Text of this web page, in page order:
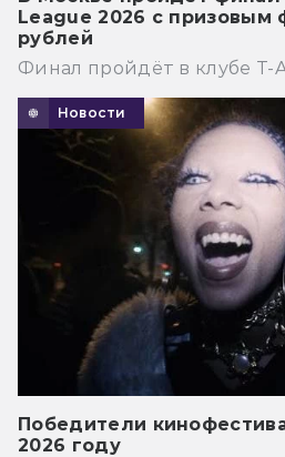
League 2026 с призовым
рублей
Финал пройдёт в клубе T-
Новости
Победители
2026 году